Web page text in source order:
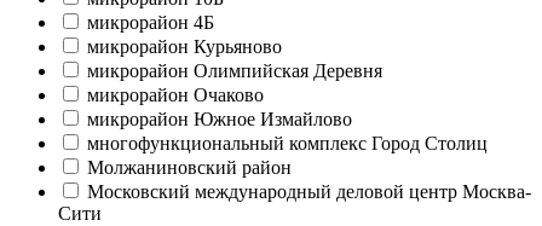
микрорайон 4Б
микрорайон Курьяново
микрорайон Олимпийская Деревня
микрорайон Очаково
микрорайон Южное Измайлово
многофункциональный комплекс Город Столиц
Молжаниновский район
Московский международный деловой центр Москва-
Сити